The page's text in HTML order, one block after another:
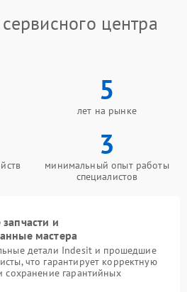
центра
5
лет на рынке
3
минимальный опыт работы
специалистов
и
мастера
детали Indesit и прошедшие
что гарантирует корректную
сохранение гарантийных